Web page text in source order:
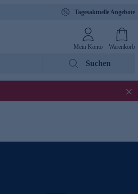
Tagesaktuelle Angebote
Mein Konto Warenkorb
Suchen